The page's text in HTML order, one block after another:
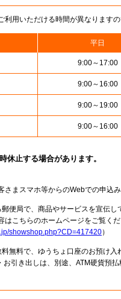
用いただける時間が異なります
平日
9:00～17:00
9:00～16:00
9:00～19:00
9:00～16:00
休止する場合があります。
まスマホ等からのWebでの申込み
便局で、商品やサービスを宣伝し
こちらのホームページをご覧くだ
showshop.php?CD=417420）
無料で、ゆうちょ口座のお預け入
引き出しは、別途、ATM硬貨預払